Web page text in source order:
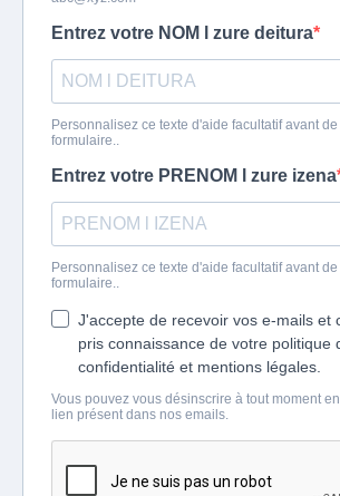
Entrez votre NOM l zure deitura
Personnalisez ce texte d'aide facultatif avant
formulaire..
Entrez votre PRENOM l zure izena
Personnalisez ce texte d'aide facultatif avant
formulaire..
J'accepte de recevoir vos e-mails et
pris connaissance de votre politique
confidentialité et mentions légales.
Vous pouvez vous désinscrire à tout moment
lien présent dans nos emails.